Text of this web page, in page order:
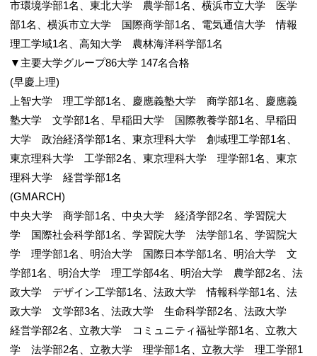
市環境学部1名、東北大学 農学部1名、横浜市立大学 医学
部1名、横浜市立大学 国際商学部1名、電気通信大学 情報
理工学域1名、高知大学 農林海洋科学部1名
▼主要大学グループ86大学 147名合格
(早慶上理)
上智大学 理工学部1名、慶應義塾大学 商学部1名、慶應義
塾大学 文学部1名、早稲田大学 国際教養学部1名、早稲田
大学 政治経済学部1名、東京理科大学 創域理工学部1名、
東京理科大学 工学部2名、東京理科大学 理学部1名、東京
理科大学 経営学部1名
(GMARCH)
中央大学 商学部1名、中央大学 経済学部2名、学習院大
学 国際社会科学部1名、学習院大学 法学部1名、学習院大
学 理学部1名、明治大学 国際日本学部1名、明治大学 文
学部1名、明治大学 理工学部4名、明治大学 農学部2名、法
政大学 デザイン工学部1名、法政大学 情報科学部1名、法
政大学 文学部3名、法政大学 生命科学部2名、法政大学
経営学部2名、立教大学 コミュニティ福祉学部1名、立教大
学 法学部2名、立教大学 理学部1名、立教大学 理工学部1